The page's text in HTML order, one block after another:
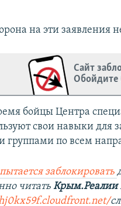
на эти заявления
Сайт
Обойдите
бойцы Центра
свои навыки для
группами по всем
заблокировать
читатьКрым.Реалии